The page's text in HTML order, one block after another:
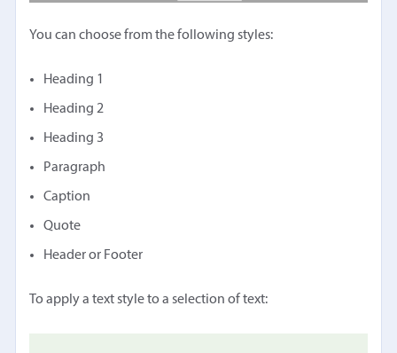
You can choose from the following styles:
Heading 1
Heading 2
Heading 3
Paragraph
Caption
Quote
Header or Footer
To apply a text style to a selection of text: